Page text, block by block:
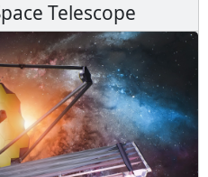
Telescope